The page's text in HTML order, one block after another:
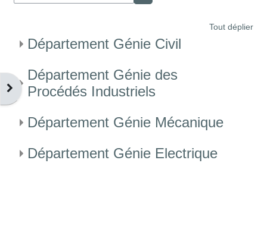
Ouvrir le tiroir des blocs
Rechercher des cours
Tout déplier
Département Génie Civil
Département Génie des
Procédés Industriels
Département Génie Mécanique
Département Génie Electrique